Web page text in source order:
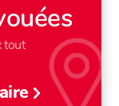
tout